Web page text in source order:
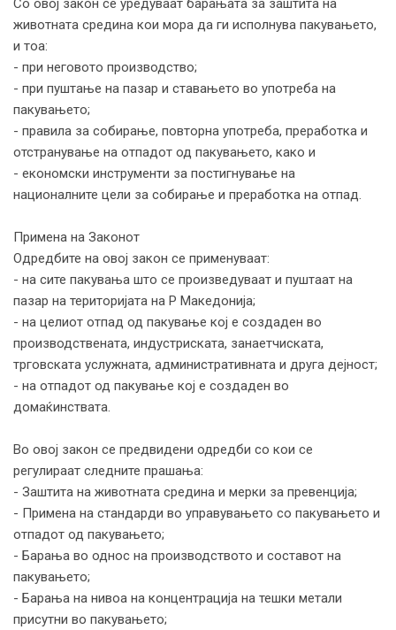
Со овој закон се уредуваат барањата за заштита на
животната средина кои мора да ги исполнува пакувањето,
и тоа:
- при неговото производство;
- при пуштање на пазар и ставањето во употреба на
пакувањето;
- правила за собирање, повторна употреба, преработка и
отстранување на отпадот од пакувањето, како и
- економски инструменти за постигнување на
националните цели за собирање и преработка на отпад.
Примена на Законот
Одредбите на овој закон се применуваат:
- на сите пакувања што се произведуваат и пуштаат на
пазар на територијата на Р Македонија;
- на целиот отпад од пакување кој е создаден во
производствената, индустриската, занаетчиската,
трговската услужната, административната и друга дејност;
- на отпадот од пакување кој е создаден во
домаќинствата.
Во овој закон се предвидени одредби со кои се
регулираат следните прашања:
- Заштита на животната средина и мерки за превенција;
- Примена на стандарди во управувањето со пакувањето и
отпадот од пакувањето;
- Барања во однос на производството и составот на
пакувањето;
- Барања на нивоа на концентрација на тешки метали
присутни во пакувањето;